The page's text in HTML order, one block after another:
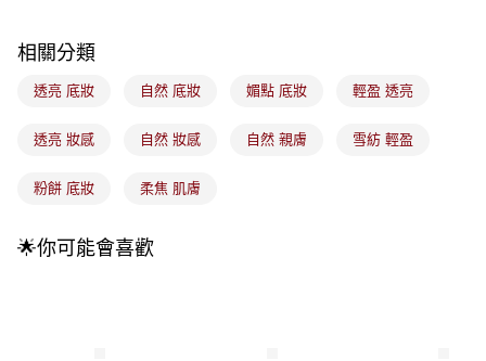
1.分期款項不併入電信帳單，「大哥付你分期」於每月結算日後寄送繳費提
2.透過簡訊連結打開帳單後，可選擇「超商條碼／台灣大直營門市／銀行轉
用戶於交易時，得透過本服務購買商品或服務，並由商店將買賣／分期付款
資料（包含姓名、電話或地址）提供予台灣大哥大進項蒐集、處理及利用，
每筆NT$100，滿NT$899(含以上)免運費
每筆NT$100，滿NT$899(含以上)免運費
宅配
相關分類
透亮 底妝 自然 底妝 媚點 底妝 輕盈 透亮
透亮 妝感 自然 妝感 自然 親膚 雪紡 輕盈
粉餅 底妝 柔焦 肌膚
🌟你可能會喜歡